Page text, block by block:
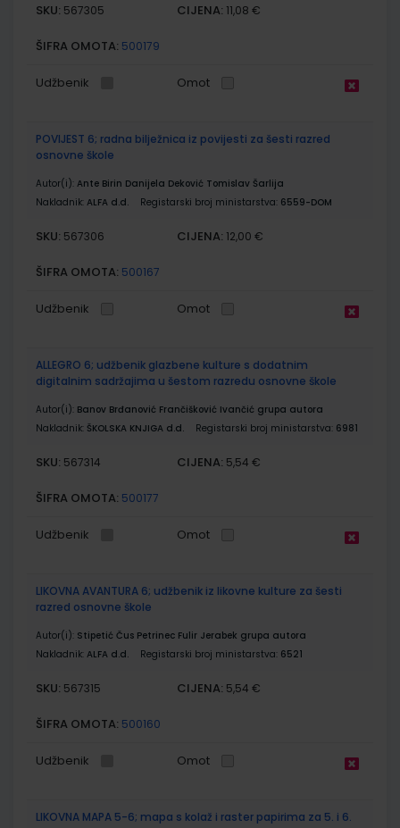
SKU: 567305 CIJENA: 11,08 €
ŠIFRA OMOTA: 500179
Udžbenik Omot
POVIJEST 6; radna bilježnica iz povijesti za šesti razred
osnovne škole
Autor(i): Ante Birin Danijela Deković Tomislav Šarlija
Nakladnik: ALFA d.d. Registarski broj ministarstva: 6559-DOM
SKU: 567306 CIJENA: 12,00 €
ŠIFRA OMOTA: 500167
Udžbenik Omot
ALLEGRO 6; udžbenik glazbene kulture s dodatnim
digitalnim sadržajima u šestom razredu osnovne škole
Autor(i): Banov Brđanović Frančišković Ivančić grupa autora
Nakladnik: ŠKOLSKA KNJIGA d.d. Registarski broj ministarstva: 6981
SKU: 567314 CIJENA: 5,54 €
ŠIFRA OMOTA: 500177
Udžbenik Omot
LIKOVNA AVANTURA 6; udžbenik iz likovne kulture za šesti
razred osnovne škole
Autor(i): Stipetić Čus Petrinec Fulir Jerabek grupa autora
Nakladnik: ALFA d.d. Registarski broj ministarstva: 6521
SKU: 567315 CIJENA: 5,54 €
ŠIFRA OMOTA: 500160
Udžbenik Omot
LIKOVNA MAPA 5-6; mapa s kolaž i raster papirima za 5. i 6.